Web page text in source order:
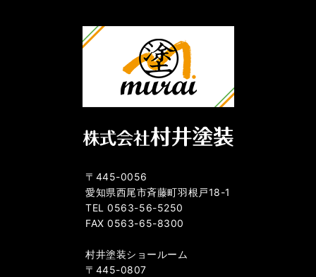
〒445-0056
愛知県西尾市斉藤町羽根戸18-1
TEL 0563-56-5250
FAX 0563-65-8300
村井塗装ショールーム
〒445-0807